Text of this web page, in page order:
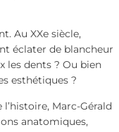
Au XXe siècle,
éclater de blancheur
les dents ? Ou bien
esthétiques ?
Marc-Gérald
anatomiques,